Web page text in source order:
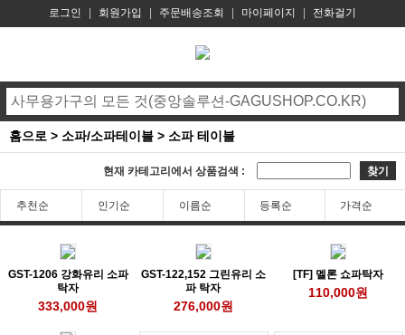
로그인 회원가입 주문배송조회 마이페이지 전화걸기
홈으로 > 소파/소파테이블 > 소파 테이블
현재 카테고리에서 상품검색 : 찾기
추천순 인기순 이름순 등록순 가격순
GST-1206 강화유리 소파
탁자
333,000원
GST-122,152 그린유리 소
파 탁자
276,000원
[TF] 멜론 쇼파탁자
110,000원